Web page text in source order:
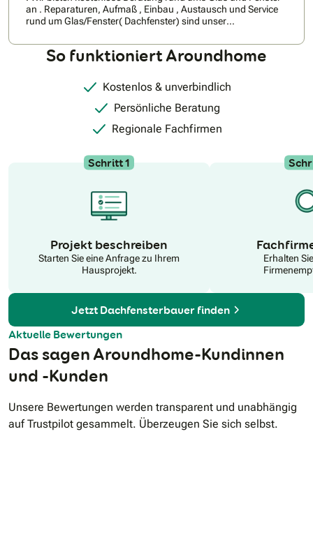
an . Reparaturen, Aufmaß , Einbau , Austausch und Service
rund um Glas/Fenster( Dachfenster) sind unser
erreichbar . Wir die Mobile Glaserei Foot sind ein
Meisterbetrieb und verstehen unser Handwerk als
Wats App Nachricht um eine Beratung , ein Angebot oder um
einen Termin zu vereinbaren . Wir freuen uns auf ihre
Kontaktaufnahme .&#34;
So funktioniert Aroundhome
Kostenlos & unverbindlich
Persönliche Beratung
Regionale Fachfirmen
Schritt 1
Projekt beschreiben
Starten Sie eine Anfrage zu Ihrem
Hausprojekt.
Erhalten
Jetzt Dachfensterbauer finden
Aktuelle Bewertungen
Das sagen Aroundhome-Kundinnen
und -Kunden
Unsere Bewertungen werden transparent und unabhängig
auf Trustpilot gesammelt. Überzeugen Sie sich selbst.